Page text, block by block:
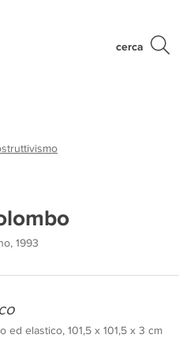
cerca
1993
ed elastico, 101,5 x 101,5 x 3 cm